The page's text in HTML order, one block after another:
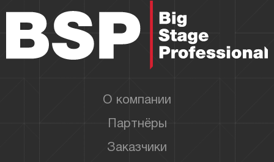
О компании
Партнёры
Заказчики